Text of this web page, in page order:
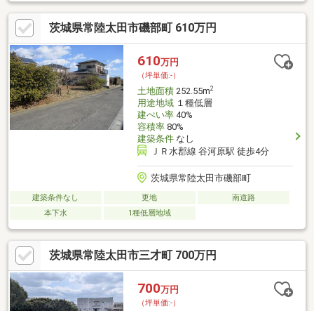
茨城県常陸太田市磯部町 610万円
610万円
（坪単価:-）
土地面積252.55m2
用途地域１種低層
建ぺい率40%
容積率80%
建築条件なし
ＪＲ水郡線 谷河原駅 徒歩4分
茨城県常陸太田市磯部町
建築条件なし 更地
南道路
本下水
1種低層地域
茨城県常陸太田市三才町 700万円
700万円
（坪単価:-）